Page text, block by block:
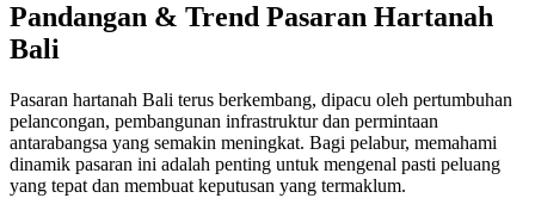
Pandangan & Trend Pasaran Hartanah
Bali
Pasaran hartanah Bali terus berkembang, dipacu oleh pertumbuhan
pelancongan, pembangunan infrastruktur dan permintaan
antarabangsa yang semakin meningkat. Bagi pelabur, memahami
dinamik pasaran ini adalah penting untuk mengenal pasti peluang
yang tepat dan membuat keputusan yang termaklum.